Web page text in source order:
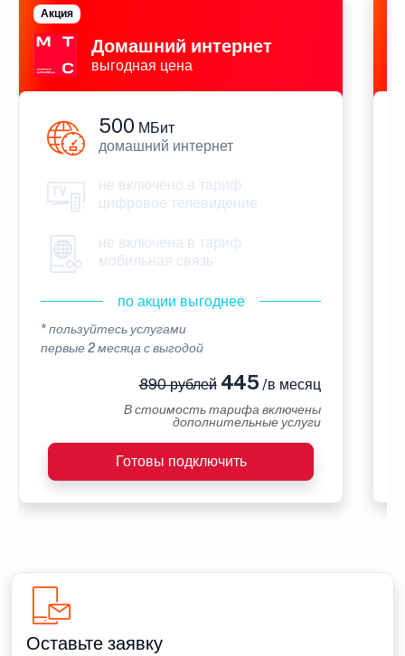
Домашний интернет
выгодная цена
Акция
500 МБит
домашний интернет
не включено в тариф
цифровое телевидение
не включена в тариф
мобильная связь
по акции выгоднее
* пользуйтесь услугами
первые 2 месяца с выгодой
890 рублей445 /в месяц
В стоимость тарифа включены
дополнительные услуги
Готовы подключить
Оставьте заявку